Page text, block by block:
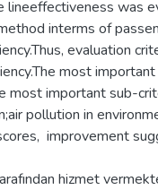
lineeffectiveness was
interms of
evaluation
most
most important sub-
pollution in
improvement
hizmet